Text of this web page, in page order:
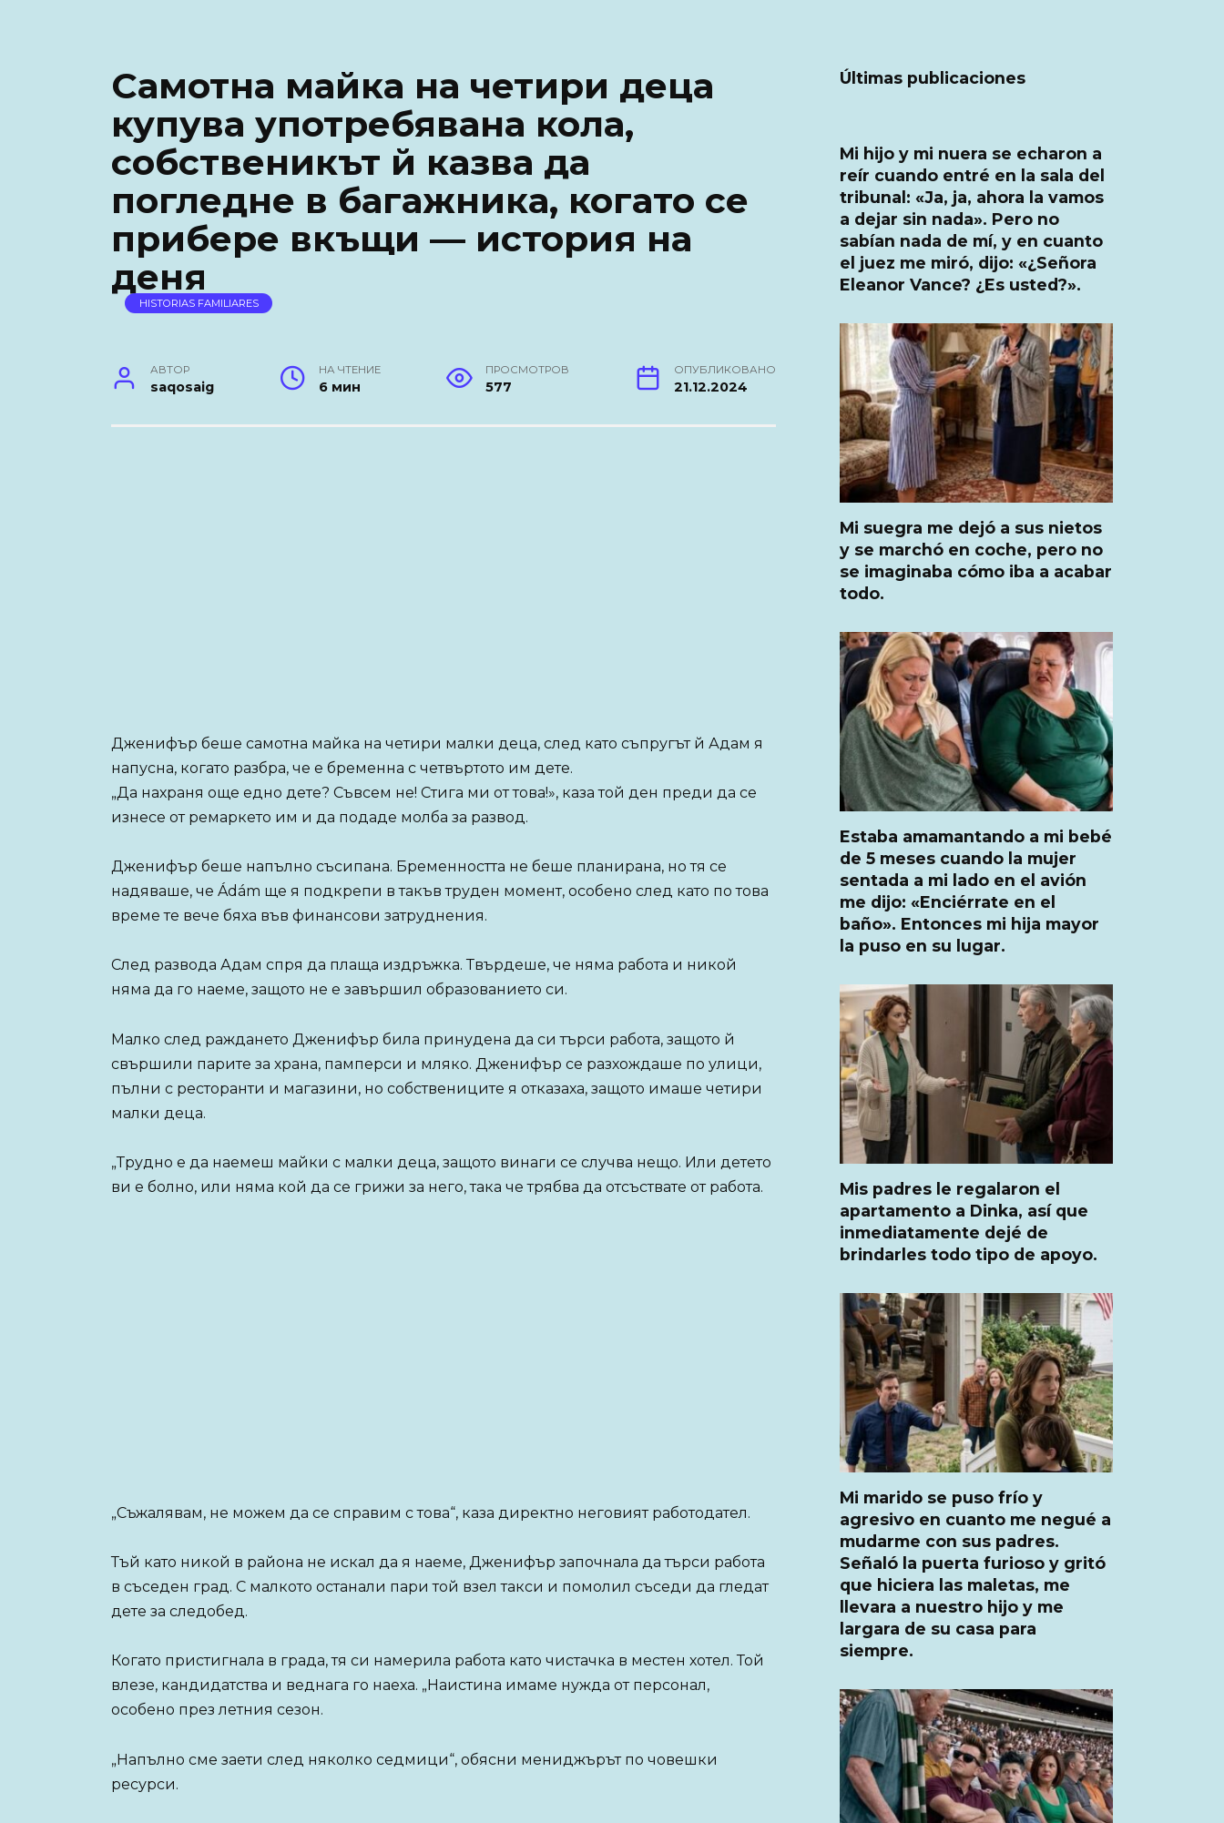
Самотна майка на четири деца
купува употребявана кола,
собственикът й казва да
погледне в багажника, когато се
прибере вкъщи — история на
деня
HISTORIAS FAMILIARES
АВТОР
saqosaig
НА ЧТЕНИЕ
6 мин
ПРОСМОТРОВ
577
ОПУБЛИКОВАНО
21.12.2024
Дженифър беше самотна майка на четири малки деца, след като съпругът й Адам я
напусна, когато разбра, че е бременна с четвъртото им дете.
„Да нахраня още едно дете? Съвсем не! Стига ми от това!», каза той ден преди да се
изнесе от ремаркето им и да подаде молба за развод.
Дженифър беше напълно съсипана. Бременността не беше планирана, но тя се
надяваше, че Ádám ще я подкрепи в такъв труден момент, особено след като по това
време те вече бяха във финансови затруднения.
След развода Адам спря да плаща издръжка. Твърдеше, че няма работа и никой
няма да го наеме, защото не е завършил образованието си.
Малко след раждането Дженифър била принудена да си търси работа, защото й
свършили парите за храна, памперси и мляко. Дженифър се разхождаше по улици,
пълни с ресторанти и магазини, но собствениците я отказаха, защото имаше четири
малки деца.
„Трудно е да наемеш майки с малки деца, защото винаги се случва нещо. Или детето
ви е болно, или няма кой да се грижи за него, така че трябва да отсъствате от работа.
„Съжалявам, не можем да се справим с това“, каза директно неговият работодател.
Тъй като никой в ​​района не искал да я наеме, Дженифър започнала да търси работа
в съседен град. С малкото останали пари той взел такси и помолил съседи да гледат
дете за следобед.
Когато пристигнала в града, тя си намерила работа като чистачка в местен хотел. Той
влезе, кандидатства и веднага го наеха. „Наистина имаме нужда от персонал,
особено през летния сезон.
„Напълно сме заети след няколко седмици“, обясни мениджърът по човешки
ресурси.
Últimas publicaciones
Mi hijo y mi nuera se echaron a
reír cuando entré en la sala del
tribunal: «Ja, ja, ahora la vamos
a dejar sin nada». Pero no
sabían nada de mí, y en cuanto
el juez me miró, dijo: «¿Señora
Eleanor Vance? ¿Es usted?».
Mi suegra me dejó a sus nietos
y se marchó en coche, pero no
se imaginaba cómo iba a acabar
todo.
Estaba amamantando a mi bebé
de 5 meses cuando la mujer
sentada a mi lado en el avión
me dijo: «Enciérrate en el
baño». Entonces mi hija mayor
la puso en su lugar.
Mis padres le regalaron el
apartamento a Dinka, así que
inmediatamente dejé de
brindarles todo tipo de apoyo.
Mi marido se puso frío y
agresivo en cuanto me negué a
mudarme con sus padres.
Señaló la puerta furioso y gritó
que hiciera las maletas, me
llevara a nuestro hijo y me
largara de su casa para
siempre.